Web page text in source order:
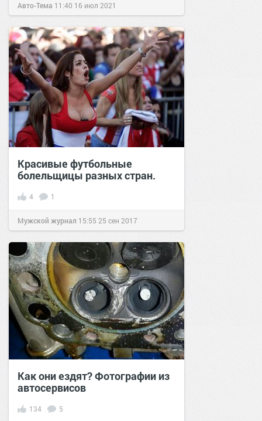
Авто-Тема 11:40 16 июл 2021
Красивые футбольные
болельщицы разных стран.
4 1
Мужской журнал 15:55 25 сен 2017
Как они ездят? Фотографии из
автосервисов
134 5